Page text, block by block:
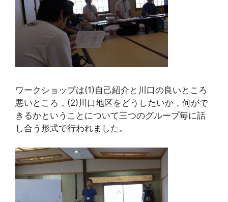
ワークショップは(1)自己紹介と川口の良いところ
悪いところ，(2)川口地区をどうしたいか，何がで
きるかということについて三つのグループ毎に話
し合う形式で行われました。